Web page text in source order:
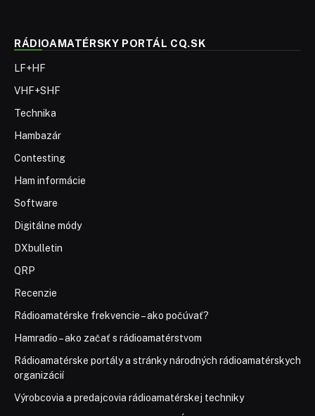
RÁDIOAMATÉRSKY PORTÁL CQ.SK
LF+HF
VHF+SHF
Technika
Hambazár
Contesting
Ham informácie
Software
Digitálne módy
DXbulletin
QRP
Recenzie
Rádioamatérske frekvencie – ako počúvať?
Hamradio – ako začať s rádioamatérstvom
Rádioamatérske portály a stránky národných rádioamatérskych
organizácií
Výrobcovia a predajcovia rádioamatérskej techniky